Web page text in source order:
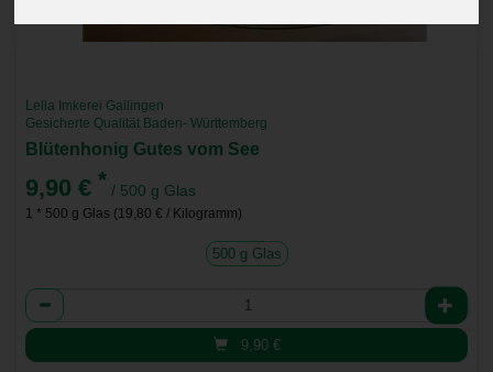
Lella Imkerei Gailingen
Gesicherte Qualität Baden- Württemberg
Blütenhonig Gutes vom See
9,90 € * / 500 g Glas
1 * 500 g Glas (19,80 € / Kilogramm)
500 g Glas
Anzahl
9,90 €